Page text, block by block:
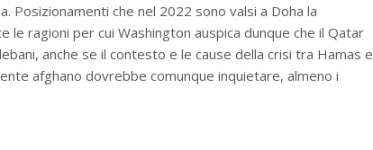
Posizionamenti che nel 2022 sono valsi a Doha la
le ragioni per cui Washington auspica dunque che il Qatar
anche se il contesto e le cause della crisi tra Hamas e
afghano dovrebbe comunque inquietare, almeno i